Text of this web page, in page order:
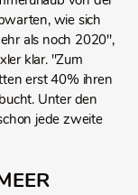
wie sich
als noch 2020",
klar. "Zum
erst 40% ihren
Unter den
jede zweite